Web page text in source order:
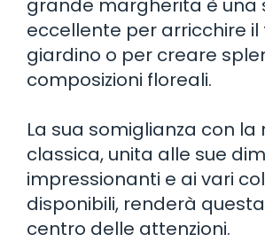
grande margherita è una
eccellente per arricchire il
giardino o per creare
composizioni floreali.
La sua somiglianza con
classica, unita alle sue
impressionanti e ai vari
disponibili, renderà
centro delle attenzioni.